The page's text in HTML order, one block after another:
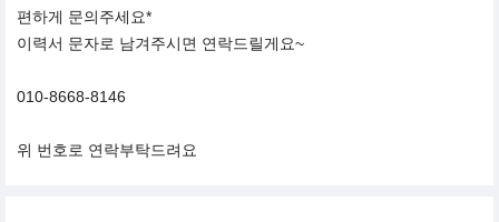
편하게 문의주세요*
이력서 문자로 남겨주시면 연락드릴게요~
010-8668-8146
위 번호로 연락부탁드려요